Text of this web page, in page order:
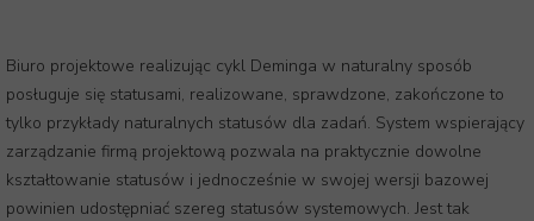
Biuro projektowe realizując cykl Deminga w naturalny sposób
posługuje się statusami, realizowane, sprawdzone, zakończone to
tylko przykłady naturalnych statusów dla zadań. System wspierający
zarządzanie firmą projektową pozwala na praktycznie dowolne
kształtowanie statusów i jednocześnie w swojej wersji bazowej
powinien udostępniać szereg statusów systemowych. Jest tak